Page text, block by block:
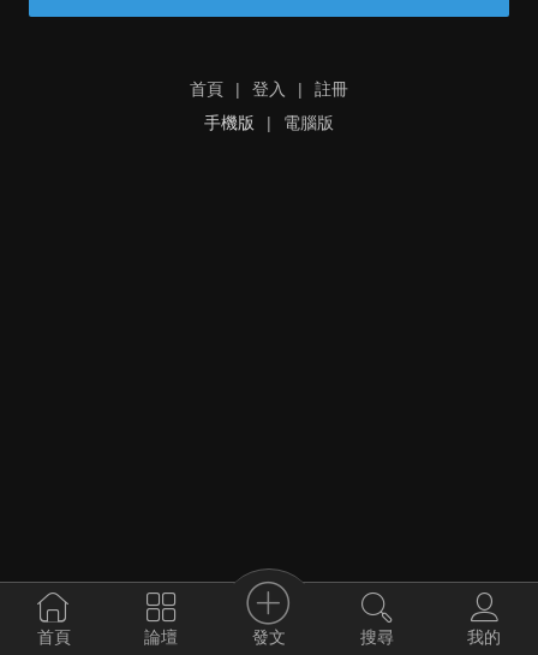
首頁 | 登入 |
註冊
手機版
| 電腦版
首頁 論壇 發文 搜尋 我的